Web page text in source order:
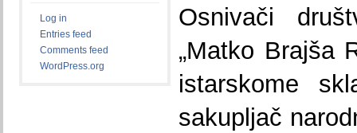
Log in
Entries feed
Comments feed
WordPress.org
Osnivači
„Matko Brajša
istarskome
sakupljač